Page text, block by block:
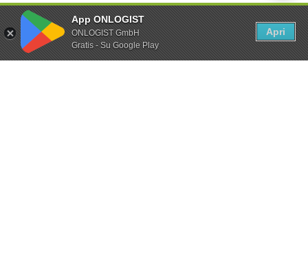
App ONLOGIST
ONLOGIST GmbH
Gratis - Su Google Play
Apri
Trasferimento di un veicolo
Il giorno del trasferimento, si ritira il veicolo nel
luogo di partenza. Con l'app si registra il ritiro, si